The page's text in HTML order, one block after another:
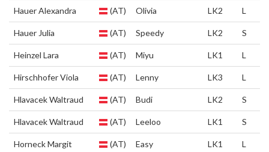
Hauer Alexandra (AT) Olivia LK2 L
Hauer Julia (AT) Speedy LK2 S
Heinzel Lara (AT) Miyu LK1 L
Hirschhofer Viola (AT) Lenny LK3 L
Hlavacek Waltraud (AT) Budi LK2 S
Hlavacek Waltraud (AT) Leeloo LK1 S
Horneck Margit (AT) Easy LK1 L